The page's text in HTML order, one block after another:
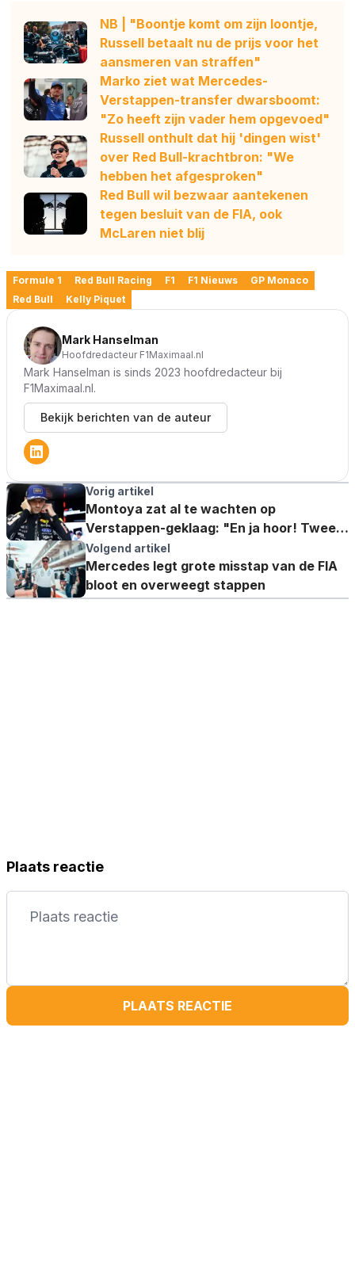
NB | "Boontje komt om zijn loontje,
Russell betaalt nu de prijs voor het
aansmeren van straffen"
Marko ziet wat Mercedes-
Verstappen-transfer dwarsboomt:
"Zo heeft zijn vader hem opgevoed"
Russell onthult dat hij 'dingen wist'
over Red Bull-krachtbron: "We
hebben het afgesproken"
Red Bull wil bezwaar aantekenen
tegen besluit van de FIA, ook
McLaren niet blij
Formule 1 Red Bull Racing F1 F1 Nieuws
GP Monaco
Red Bull
Kelly Piquet
Mark Hanselman
Hoofdredacteur F1Maximaal.nl
Mark Hanselman is sinds 2023 hoofdredacteur bij
F1Maximaal.nl.
Bekijk berichten van de auteur
Vorig artikel
Montoya zat al te wachten op
Verstappen-geklaag: "En ja hoor! Twee
seconden later kwam de radio"
Volgend artikel
Mercedes legt grote misstap van de FIA
bloot en overweegt stappen
Plaats reactie
PLAATS REACTIE